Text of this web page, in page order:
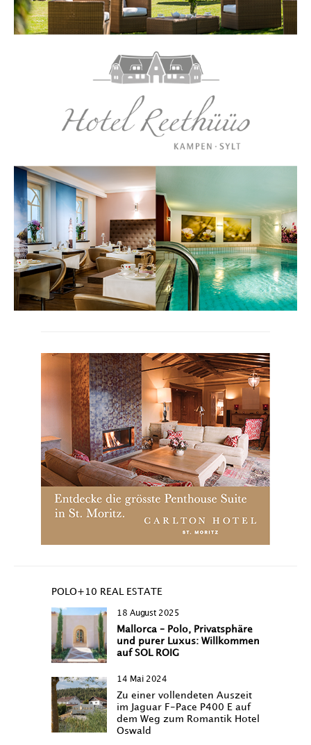
POLO+10 REAL ESTATE
18 August 2025
Mallorca – Polo, Privatsphäre
und purer Luxus: Willkommen
auf SOL ROIG
14 Mai 2024
Zu einer vollendeten Auszeit
im Jaguar F-Pace P400 E auf
dem Weg zum Romantik Hotel
Oswald